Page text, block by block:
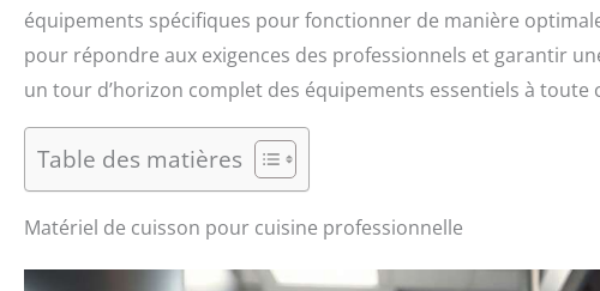
équipements spécifiques pour fonctionner de manière
pour répondre aux exigences des professionnels et garantir
un tour d’horizon complet des équipements essentiels à toute
Table des matières
Matériel de cuisson pour cuisine professionnelle